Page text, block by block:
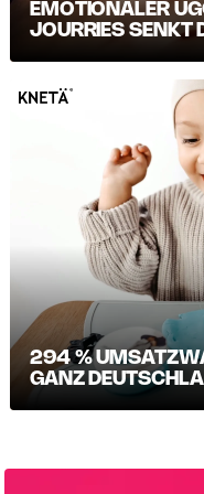
EMOTIONALER
JOURRIES SENKT
294 %
GANZ